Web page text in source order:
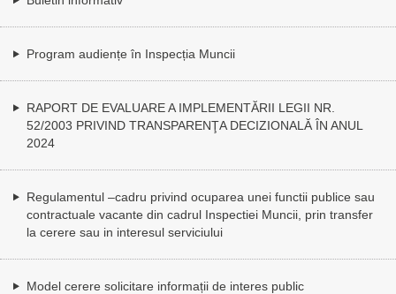
Program audiențe în Inspecția Muncii
RAPORT DE EVALUARE A IMPLEMENTĂRII LEGII NR.
52/2003 PRIVIND TRANSPARENŢA DECIZIONALĂ ÎN ANUL
2024
Regulamentul –cadru privind ocuparea unei functii publice sau
contractuale vacante din cadrul Inspectiei Muncii, prin transfer
la cerere sau in interesul serviciului
Model cerere solicitare informații de interes public